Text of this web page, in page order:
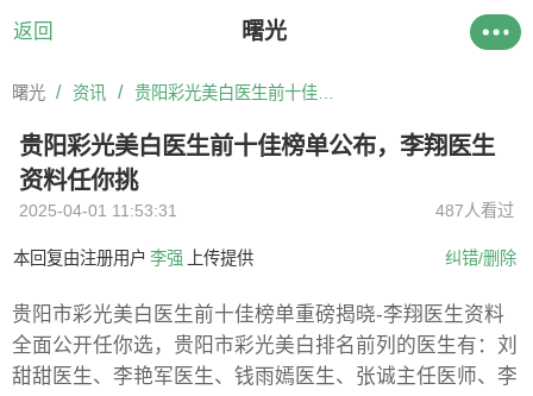
返回 曙光
曙光 / 资讯 /
贵阳彩光美白医生前十佳榜单公布，李翔医生
资料任你挑
2025-04-01 11:53:31 487人看过
本回复由注册用户 李强 上传提供 纠错/删除
贵阳市彩光美白医生前十佳榜单重磅揭晓-李翔医生资料
全面公开任你选，贵阳市彩光美白排名前列的医生有：刘
甜甜医生、李艳军医生、钱雨嫣医生、张诚主任医师、李